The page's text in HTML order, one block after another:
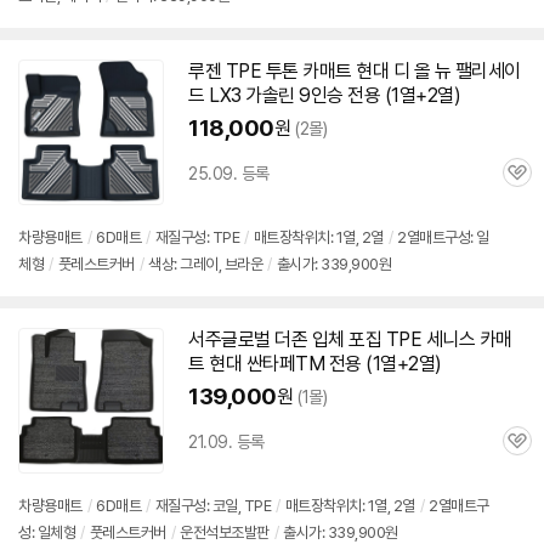
루젠 TPE 투톤 카매트 현대 디 올 뉴 팰리세이
드 LX3 가솔린 9인승 전용 (1열+2열)
118,000원 (2몰)
25.09. 등록
관
차량용매트 / 6D매트 / 재질구성: TPE / 매트장착위치: 1열, 2열 / 2열매트구성: 일
체형 / 풋레스트커버 / 색상: 그레이, 브라운 / 출시가: 339,900원
서주글로벌 더존 입체 포집 TPE 세니스 카매
트 현대 싼타페TM 전용 (1열+2열)
139,000원 (1몰)
21.09. 등록
관
차량용매트 / 6D매트 / 재질구성: 코일, TPE / 매트장착위치: 1열, 2열 / 2열매트구
성: 일체형 / 풋레스트커버 / 운전석보조발판 / 출시가: 339,900원